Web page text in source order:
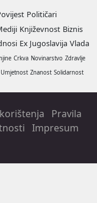
Političari
Književnost Biznis
Ex Jugoslavija Vlada
Crkva Novinarstvo Zdravlje
Umjetnost Znanost Solidarnost
Pravila
Impresum